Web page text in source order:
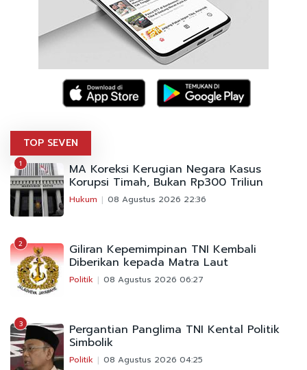
TOP SEVEN
1 MA Koreksi Kerugian Negara Kasus
Korupsi Timah, Bukan Rp300 Triliun
Hukum 08 Agustus 2026 22:36
2 Giliran Kepemimpinan TNI Kembali
Diberikan kepada Matra Laut
Politik 08 Agustus 2026 06:27
3 Pergantian Panglima TNI Kental Politik
Simbolik
Politik 08 Agustus 2026 04:25